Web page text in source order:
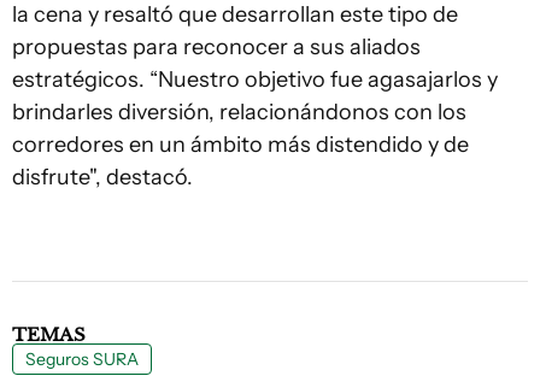
la cena y resaltó que desarrollan este tipo de
propuestas para reconocer a sus aliados
estratégicos. “Nuestro objetivo fue agasajarlos y
brindarles diversión, relacionándonos con los
corredores en un ámbito más distendido y de
disfrute", destacó.
TEMAS
Seguros SURA